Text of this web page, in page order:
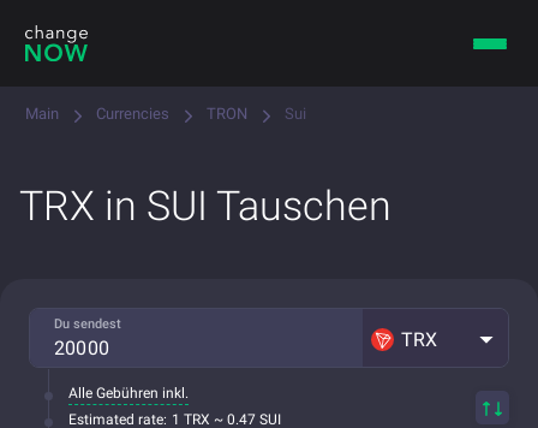
Main Currencies TRON Sui
TRX in SUI Tauschen
Du sendest
TRX
Alle Gebühren inkl.
Estimated rate: 1 TRX ~ 0.47 SUI